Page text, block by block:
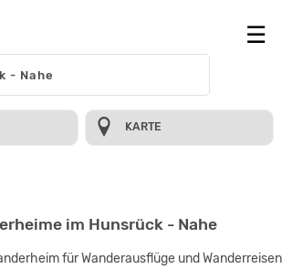
KARTE
im Hunsrück - Nahe
für Wanderausflüge und Wanderreisen